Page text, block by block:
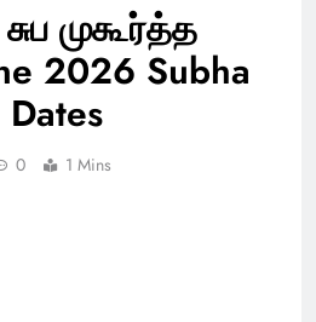
முகூர்த்த
2026 Subha
0 1 Mins